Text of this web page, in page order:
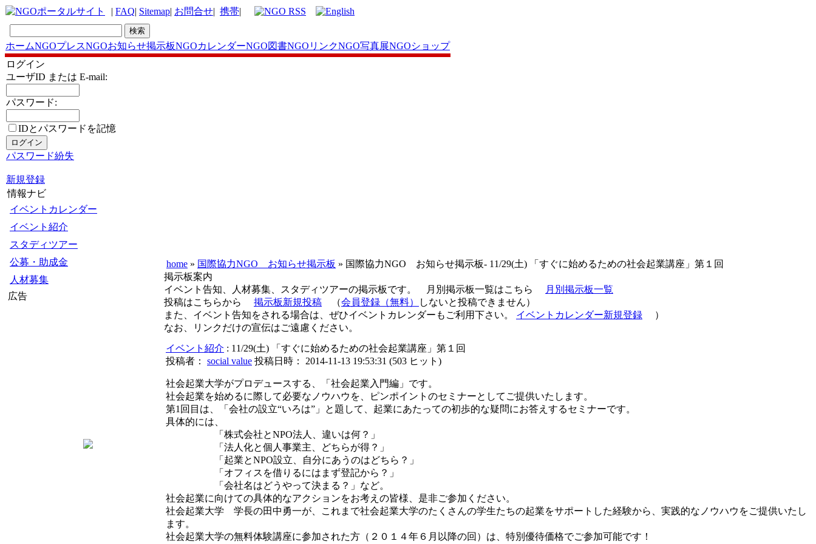
| FAQ| Sitemap| お問合せ| 携帯|
ホームNGOプレスNGOお知らせ掲示板NGOカレンダーNGO図書NGOリンクNGO写真展NGOショップ
ログイン
ユーザID または E-mail:
パスワード:
IDとパスワードを記憶
パスワード紛失
新規登録
情報ナビ
イベントカレンダー
イベント紹介
スタディツアー
公募・助成金
人材募集
広告
home » 国際協力NGO お知らせ掲示板 » 国際協力NGO お知らせ掲示板- 11/29(土) 「すぐに始めるための社会起業講座」第１回
掲示板案内
イベント告知、人材募集、スタディツアーの掲示板です。 月別掲示板一覧はこちら
月別掲示板一覧
投稿はこちらから 掲示板新規投稿 （会員登録（無料）
しないと投稿できません）
また、イベント告知をされる場合は、ぜひイベントカレンダーもご利用下さい。 イベントカレンダー新規登録 ）
なお、リンクだけの宣伝はご遠慮ください。
イベント紹介 : 11/29(土) 「すぐに始めるための社会起業講座」第１回
投稿者： social value 投稿日時： 2014-11-13 19:53:31 (503 ヒット )
社会起業大学がプロデュースする、「社会起業入門編」です。
社会起業を始めるに際して必要なノウハウを、ピンポイントのセミナーとしてご提供いたします。
第1回目は、「会社の設立“いろは”」と題して、起業にあたっての初歩的な疑問にお答えするセミナーです。
具体的には、
「株式会社とNPO法人、違いは何？」
「法人化と個人事業主、どちらが得？」
「起業とNPO設立、自分にあうのはどちら？」
「オフィスを借りるにはまず登記から？」
「会社名はどうやって決まる？」など。
社会起業に向けての具体的なアクションをお考えの皆様、是非ご参加ください。
社会起業大学 学長の田中勇一が、これまで社会起業大学のたくさんの学生たちの起業をサポートした経験から、実践的なノウハウをご提供いたし
ます。
社会起業大学の無料体験講座に参加された方（２０１４年６月以降の回）は、特別優待価格でご参加可能です！